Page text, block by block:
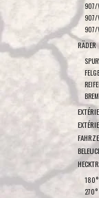
907/
907/
907/
RÄDER
180°
270°